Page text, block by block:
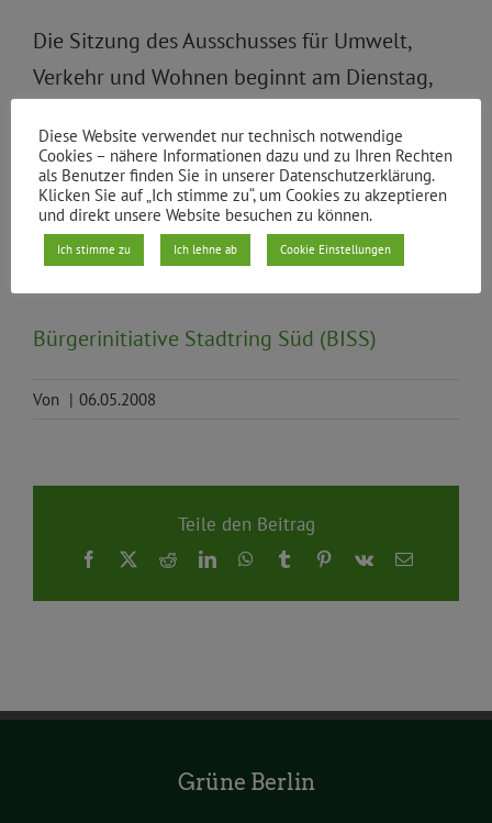
Die Sitzung des Ausschusses für Umwelt,
Verkehr und Wohnen beginnt am Dienstag,
4-11 in Sitzungssaal 1053.
Linktipps:
Bürgerinitiative Stadtring Süd (BISS)
Von | 06.05.2008
Teile den Beitrag
Facebook
X RedditLinkedInWhatsApp
TumblrPinterest
Vk
E-
Grüne Berlin
Diese Website verwendet nur technisch notwendige
Cookies – nähere Informationen dazu und zu Ihren Rechten
als Benutzer finden Sie in unserer Datenschutzerklärung.
Klicken Sie auf „Ich stimme zu“, um Cookies zu akzeptieren
und direkt unsere Website besuchen zu können.
Ich stimme zu Ich lehne ab Cookie Einstellungen